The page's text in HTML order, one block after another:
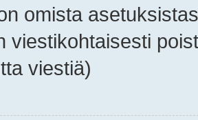
omista
viestikohtaisesti
viestiä)